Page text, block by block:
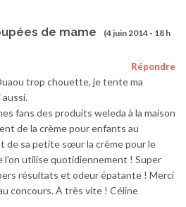
de mame (4 juin 2014 - 18 h
Répondre
trop chouette, je tente ma
aussi.
fans des produits weleda à la maison
de la crème pour enfants au
de sa petite sœur la crème pour le
l’on utilise quotidiennement ! Super
résultats et odeur épatante ! Merci
concours. À très vite ! Céline